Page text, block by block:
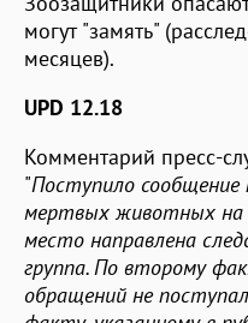
могут "замять"
месяцев).
UPD 12.18
Комментарий пресс-
"Поступило сообщение
мертвых животных на
место направлена
группа. По второму
обращений не